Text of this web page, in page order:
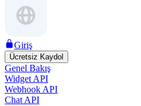
Giriş
Ücretsiz Kaydol
Genel Bakış
Widget API
Webhook API
Chat API